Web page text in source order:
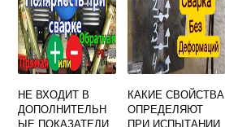
НЕ ВХОДИТ В
ДОПОЛНИТЕЛЬН
ЫЕ ПОКАЗАТЕЛИ
КАКИЕ СВОЙСТВА
ОПРЕДЕЛЯЮТ
ПРИ ИСПЫТАНИИ